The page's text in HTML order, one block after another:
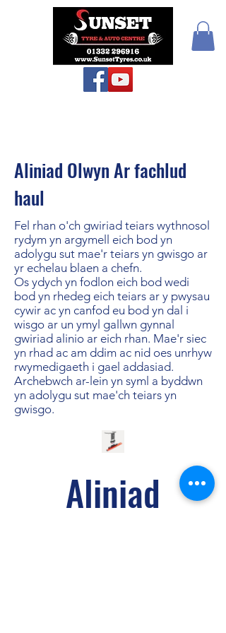
Aliniad Olwyn Ar fachlud
haul
Fel rhan o'ch gwiriad teiars wythnosol
rydym yn argymell eich bod yn
adolygu sut mae'r teiars yn gwisgo ar
yr echelau blaen a chefn.
Os ydych yn fodlon eich bod wedi
bod yn rhedeg eich teiars ar y pwysau
cywir ac yn canfod eu bod yn dal i
wisgo ar un ymyl gallwn gynnal
gwiriad alinio ar eich rhan. Mae'r siec
yn rhad ac am ddim ac nid oes unrhyw
rwymedigaeth i gael addasiad.
Archebwch ar-lein yn syml a byddwn
yn adolygu sut mae'ch teiars yn
gwisgo.
Aliniad